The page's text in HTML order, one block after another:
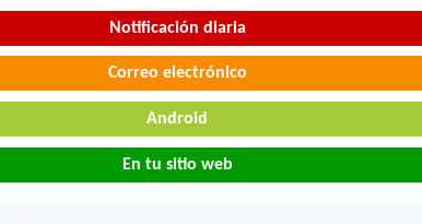
Notificación diaria
Correo electrónico
Android
En tu sitio web